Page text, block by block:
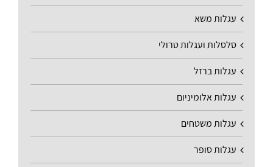
עגלות משא
סלסלות ועגלות טרולי
עגלות ברזל
עגלות אלומיניום
עגלות משטחים
עגלות סופר